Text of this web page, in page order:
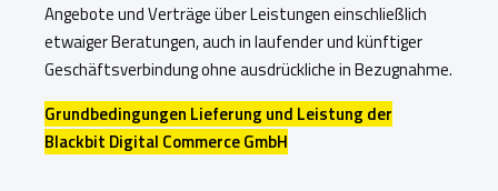
Angebote und Verträge über Leistungen einschließlich
etwaiger Beratungen, auch in laufender und künftiger
Geschäftsverbindung ohne ausdrückliche in Bezugnahme.
Grundbedingungen Lieferung und Leistung der
Blackbit Digital Commerce GmbH